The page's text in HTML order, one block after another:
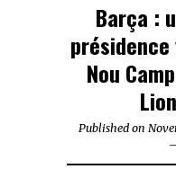
Barça :
Nou
Published on